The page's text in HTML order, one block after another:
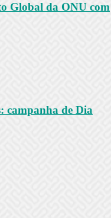
Global da ONU com
campanha de Dia